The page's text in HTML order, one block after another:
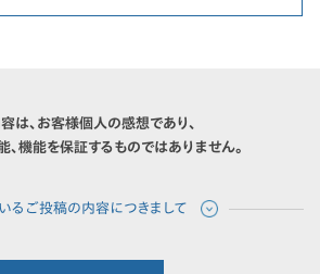
は、お客様個人の感想であり、
、機能を保証するものではありません。